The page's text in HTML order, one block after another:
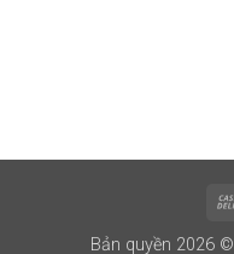
Bản quyền 2026 ©